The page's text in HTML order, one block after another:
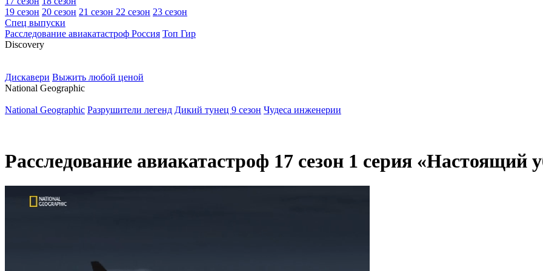
19 сезон 20 сезон 21 сезон 22 сезон 23 сезон
Спец выпуски
Расследование авиакатастроф Россия Топ Гир
Discovery
Дискавери Выжить любой ценой
National Geographic
National Geographic Разрушители легенд Дикий тунец 9 сезон Чудеса инженерии
Расследование авиакатастроф 17 сезон 1 серия «Настоящий